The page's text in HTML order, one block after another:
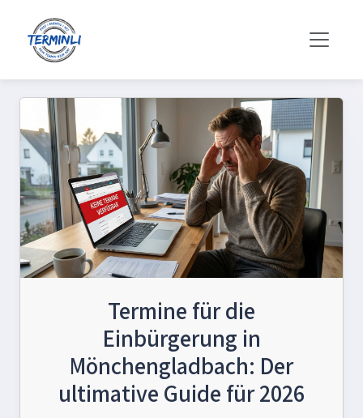
Termine für die
Einbürgerung in
Mönchengladbach: Der
ultimative Guide für 2026